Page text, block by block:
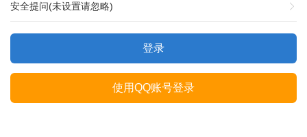
安全提问(未设置请忽略)
登录
使用QQ账号登录